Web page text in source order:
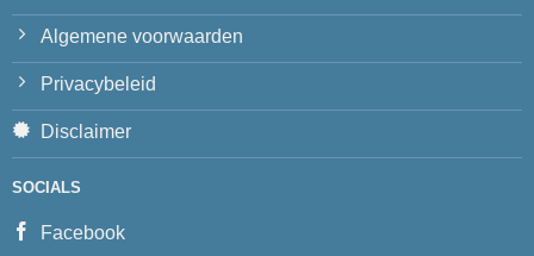
Algemene voorwaarden
Privacybeleid
Disclaimer
SOCIALS
Facebook